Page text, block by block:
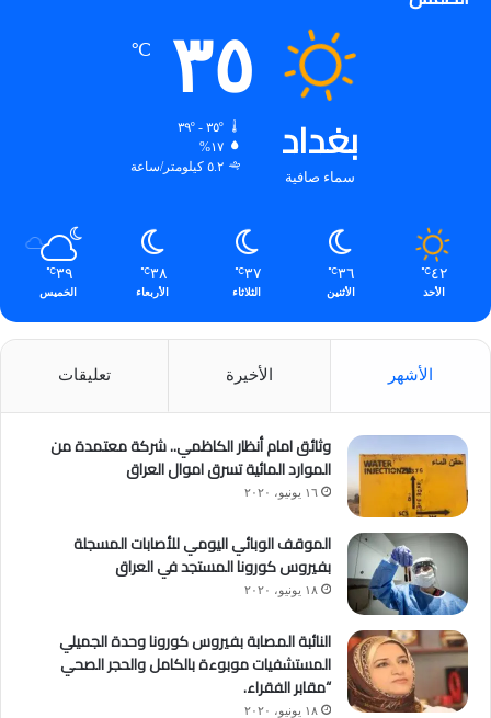
بغداد
سماء صافية
٣٥ ℃
٣٥º - ٣٩º
١٧%
٥.٢ كيلومتر/ساعة
٤٢℃
الأحد
٣٦℃
الأثنين
٣٧℃
الثلاثاء
٣٨℃
الأربعاء
٣٩℃
الخميس
الأشهر الأخيرة تعليقات
وثائق امام أنظار الكاظمي.. شركة معتمدة من
الموارد المائية تسرق اموال العراق
١٦ يونيو، ٢٠٢٠
الموقف الوبائي اليومي للأصابات المسجلة
بفيروس كورونا المستجد في العراق
١٨ يونيو، ٢٠٢٠
النائبة المصابة بفيروس كورونا وحدة الجميلي
المستشفيات موبوءة بالكامل والحجر الصحي
“مقابر الفقراء.
١٨ يونيو، ٢٠٢٠